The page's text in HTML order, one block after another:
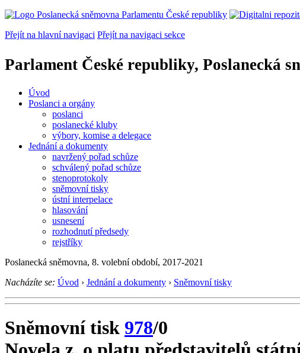
Přejít na hlavní navigaci Přejít na navigaci sekce
Parlament České republiky, Poslanecká
Úvod
Poslanci a orgány
poslanci
poslanecké kluby
výbory, komise a delegace
Jednání a dokumenty
navržený pořad schůze
schválený pořad schůze
stenoprotokoly
sněmovní tisky
ústní interpelace
hlasování
usnesení
rozhodnutí předsedy
rejstříky
Poslanecká sněmovna, 8. volební období, 2017-2021
Nacházíte se: Úvod › Jednání a dokumenty › Sněmovní tisky
Sněmovní tisk 978/0